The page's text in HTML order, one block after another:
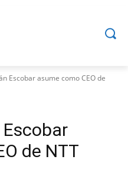
Escobar asume como CEO de
de NTT